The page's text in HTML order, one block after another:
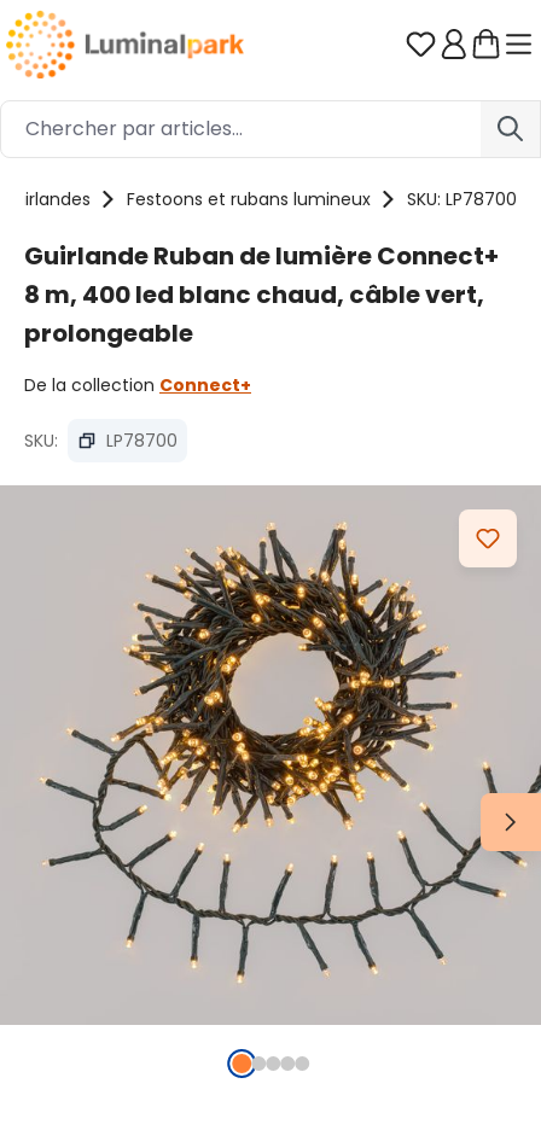
Passer au contenu principal Vous avez
Guirlandes Festoons et rubans lumineux SKU: LP78700
Guirlande Ruban de lumière Connect+
8 m, 400 led blanc chaud, câble vert,
prolongeable
De la collection Connect+
SKU: LP78700